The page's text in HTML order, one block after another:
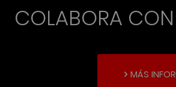
COLABORA
MÁS